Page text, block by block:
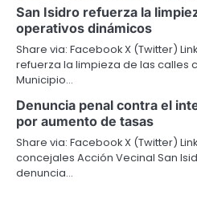
San Isidro refuerza la
operativos dinámicos
Share via: Facebook X (Twitter)
refuerza la limpieza de las calles
Municipio…
Denuncia penal contra el
por aumento de tasas
Share via: Facebook X (Twitter)
concejales Acción Vecinal San
denuncia…